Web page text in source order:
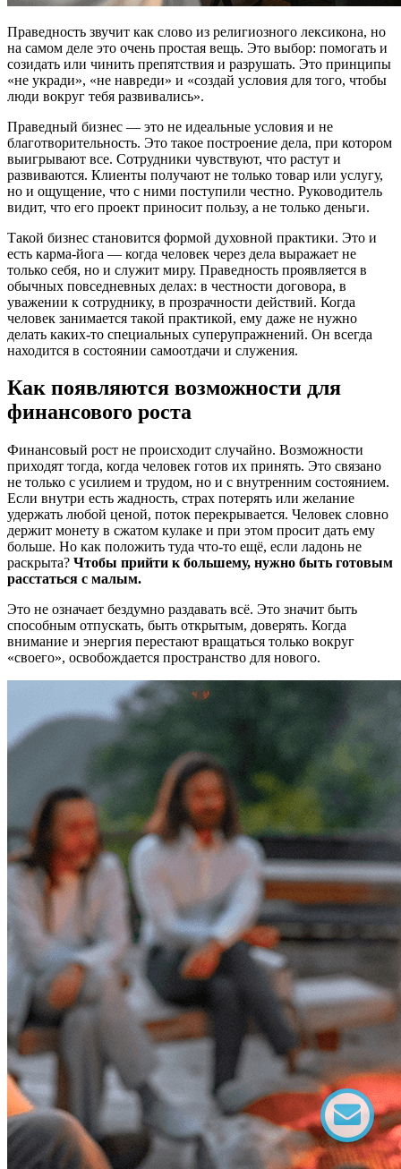
Праведность звучит как слово из религиозного лексикона, но
на самом деле это очень простая вещь. Это выбор: помогать и
созидать или чинить препятствия и разрушать. Это принципы
«не укради», «не навреди» и «создай условия для того, чтобы
люди вокруг тебя развивались».
Праведный бизнес — это не идеальные условия и не
благотворительность. Это такое построение дела, при котором
выигрывают все. Сотрудники чувствуют, что растут и
развиваются. Клиенты получают не только товар или услугу,
но и ощущение, что с ними поступили честно. Руководитель
видит, что его проект приносит пользу, а не только деньги.
Такой бизнес становится формой духовной практики. Это и
есть карма-йога — когда человек через дела выражает не
только себя, но и служит миру. Праведность проявляется в
обычных повседневных делах: в честности договора, в
уважении к сотруднику, в прозрачности действий. Когда
человек занимается такой практикой, ему даже не нужно
делать каких-то специальных суперупражнений. Он всегда
находится в состоянии самоотдачи и служения.
Как появляются возможности для
финансового роста
Финансовый рост не происходит случайно. Возможности
приходят тогда, когда человек готов их принять. Это связано
не только с усилием и трудом, но и с внутренним состоянием.
Если внутри есть жадность, страх потерять или желание
удержать любой ценой, поток перекрывается. Человек словно
держит монету в сжатом кулаке и при этом просит дать ему
больше. Но как положить туда что-то ещё, если ладонь не
раскрыта? Чтобы прийти к большему, нужно быть готовым
расстаться с малым.
Это не означает бездумно раздавать всё. Это значит быть
способным отпускать, быть открытым, доверять. Когда
внимание и энергия перестают вращаться только вокруг
«своего», освобождается пространство для нового.